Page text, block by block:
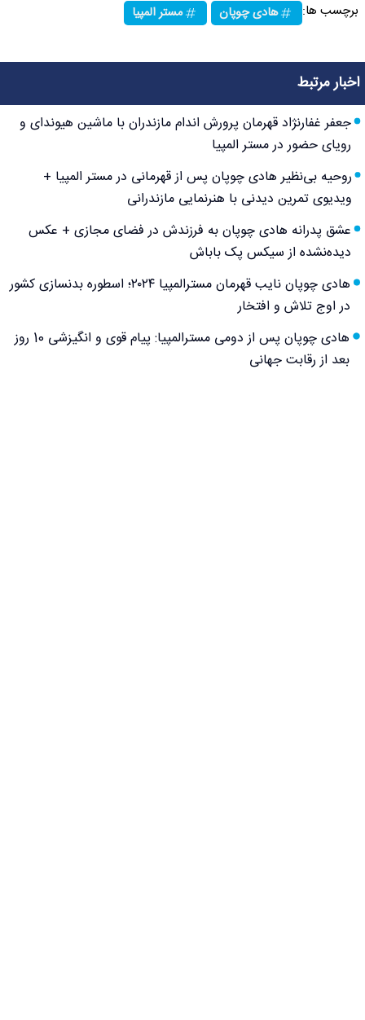
برچسب ها: هادی چوپان مستر المپیا
اخبار مرتبط
جعفر غفارنژاد قهرمان پرورش اندام مازندران با ماشین هیوندای و
رویای حضور در مستر المپیا
روحیه بی‌نظیر هادی چوپان پس از قهرمانی در مستر المپیا +
ویدیوی تمرین دیدنی با هنرنمایی مازندرانی
عشق پدرانه هادی چوپان به فرزندش در فضای مجازی + عکس
دیده‌نشده از سیکس پک باباش
هادی چوپان نایب قهرمان مسترالمپیا ۲۰۲۴؛ اسطوره بدنسازی کشور
در اوج تلاش و افتخار
هادی چوپان پس از دومی مسترالمپیا: پیام قوی و انگیزشی 10 روز
بعد از رقابت جهانی